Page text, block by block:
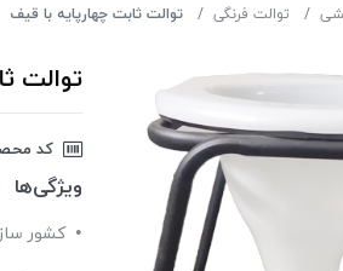
توالت فرنگی توالت ثابت چهارپایه با قیف
توالت
کد
ویژگی‌ها
کشور